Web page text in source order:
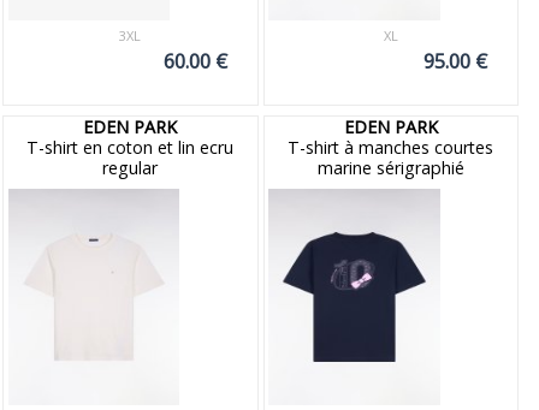
3XL
60.00 €
XL
95.00 €
EDEN PARK
T-shirt en coton et lin ecru
regular
EDEN PARK
T-shirt à manches courtes
marine sérigraphié